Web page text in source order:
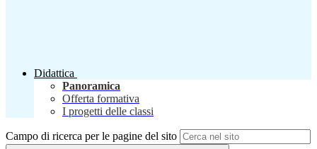
Didattica
Panoramica
Offerta formativa
I progetti delle classi
Campo di ricerca per le pagine del sito